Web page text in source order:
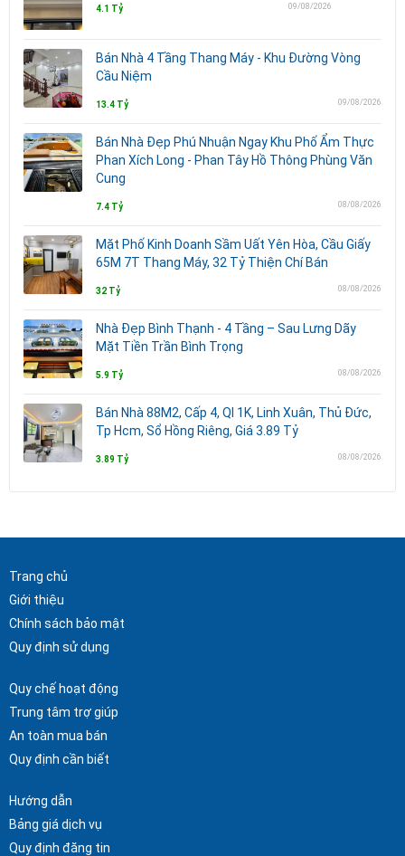
4.1 Tỷ 09/08/2026
Bán Nhà 4 Tầng Thang Máy - Khu Đường Vòng
Cầu Niệm
13.4 Tỷ 09/08/2026
Bán Nhà Đẹp Phú Nhuận Ngay Khu Phố Ẩm Thực
Phan Xích Long - Phan Tây Hồ Thông Phùng Văn
Cung
7.4 Tỷ 08/08/2026
Mặt Phố Kinh Doanh Sầm Uất Yên Hòa, Cầu Giấy
65M 7T Thang Máy, 32 Tỷ Thiện Chí Bán
32 Tỷ 08/08/2026
Nhà Đẹp Bình Thạnh - 4 Tầng – Sau Lưng Dãy
Mặt Tiền Trần Bình Trọng
5.9 Tỷ 08/08/2026
Bán Nhà 88M2, Cấp 4, Ql 1K, Linh Xuân, Thủ Đức,
Tp Hcm, Sổ Hồng Riêng, Giá 3.89 Tỷ
3.89 Tỷ 08/08/2026
Trang chủ
Giới thiệu
Chính sách bảo mật
Quy định sử dụng
Quy chế hoạt động
Trung tâm trợ giúp
An toàn mua bán
Quy định cần biết
Hướng dẫn
Bảng giá dịch vụ
Quy định đăng tin